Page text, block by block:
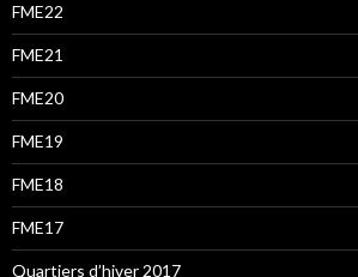
FME22
FME21
FME20
FME19
FME18
FME17
Quartiers d’hiver 2017